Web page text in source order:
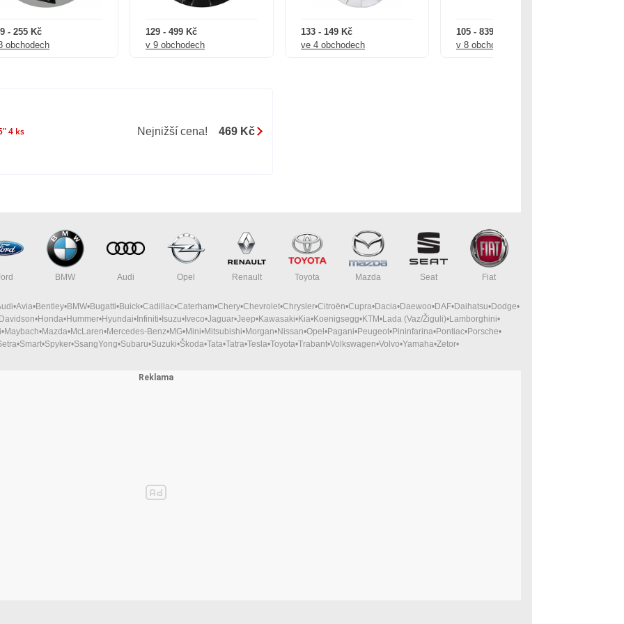
- 255 Kč
obchodech
129 - 499 Kč
v 9 obchodech
133 - 149 Kč
ve 4 obchodech
105 - 839 Kč
v 8 obchodech
4 ks Nejnižší cena! 469 Kč
BMW Audi Opel Renault Toyota Mazda Seat Fiat
Avia Bentley BMW Bugatti Buick Cadillac Caterham Chery Chevrolet Chrysler Citroën Cupra Dacia Daewoo DAF Daihatsu Dodge
Honda Hummer Hyundai Infiniti Isuzu Iveco Jaguar Jeep Kawasaki Kia Koenigsegg KTM Lada (Vaz/Žiguli) Lamborghini
Maybach Mazda McLaren Mercedes-Benz MG Mini Mitsubishi Morgan Nissan Opel Pagani Peugeot Pininfarina Pontiac Porsche
Smart Spyker SsangYong Subaru Suzuki Škoda Tata Tatra Tesla Toyota Trabant Volkswagen Volvo Yamaha Zetor